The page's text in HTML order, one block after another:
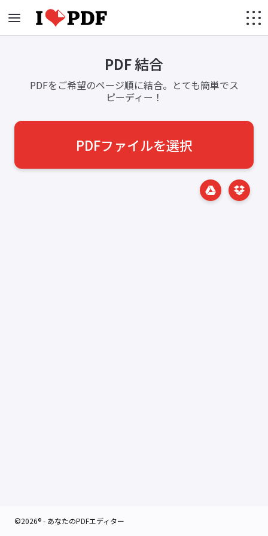
PDF 結合
PDFをご希望のページ順に結合。とても簡単でス
ピーディー！
PDFファイルを選択
©2026® - あなたのPDFエディター